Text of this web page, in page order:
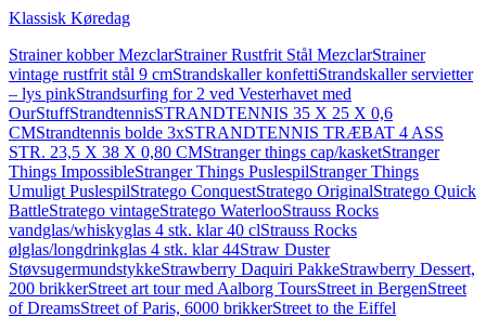
Klassisk Køredag
Strainer kobber MezclarStrainer Rustfrit Stål MezclarStrainer
vintage rustfrit stål 9 cmStrandskaller konfettiStrandskaller servietter
– lys pinkStrandsurfing for 2 ved Vesterhavet med
OurStuffStrandtennisSTRANDTENNIS 35 X 25 X 0,6
CMStrandtennis bolde 3xSTRANDTENNIS TRÆBAT 4 ASS
STR. 23,5 X 38 X 0,80 CMStranger things cap/kasketStranger
Things ImpossibleStranger Things PuslespilStranger Things
Umuligt PuslespilStratego ConquestStratego OriginalStratego Quick
BattleStratego vintageStratego WaterlooStrauss Rocks
vandglas/whiskyglas 4 stk. klar 40 clStrauss Rocks
ølglas/longdrinkglas 4 stk. klar 44Straw Duster
StøvsugermundstykkeStrawberry Daquiri PakkeStrawberry Dessert,
200 brikkerStreet art tour med Aalborg ToursStreet in BergenStreet
of DreamsStreet of Paris, 6000 brikkerStreet to the Eiffel